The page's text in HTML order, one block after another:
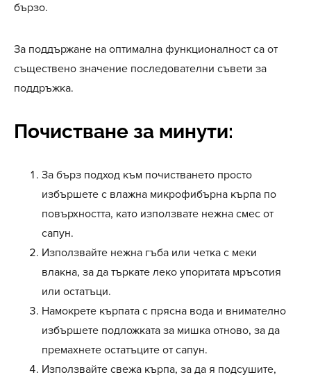
бързо.
За поддържане на оптимална функционалност са от
съществено значение последователни съвети за
поддръжка.
Почистване за минути:
За бърз подход към почистването просто
избършете с влажна микрофибърна кърпа по
повърхността, като използвате нежна смес от
сапун.
Използвайте нежна гъба или четка с меки
влакна, за да търкате леко упоритата мръсотия
или остатъци.
Намокрете кърпата с прясна вода и внимателно
избършете подложката за мишка отново, за да
премахнете остатъците от сапун.
Използвайте свежа кърпа, за да я подсушите,